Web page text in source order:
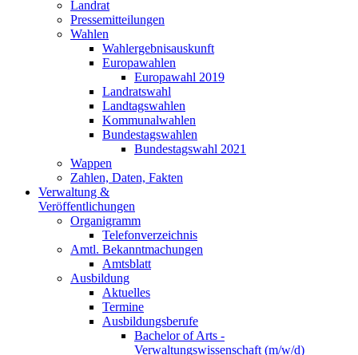
Landrat
Pressemitteilungen
Wahlen
Wahlergebnisauskunft
Europawahlen
Europawahl 2019
Landratswahl
Landtagswahlen
Kommunalwahlen
Bundestagswahlen
Bundestagswahl 2021
Wappen
Zahlen, Daten, Fakten
Verwaltung &
Veröffentlichungen
Organigramm
Telefonverzeichnis
Amtl. Bekanntmachungen
Amtsblatt
Ausbildung
Aktuelles
Termine
Ausbildungsberufe
Bachelor of Arts -
Verwaltungswissenschaft (m/w/d)